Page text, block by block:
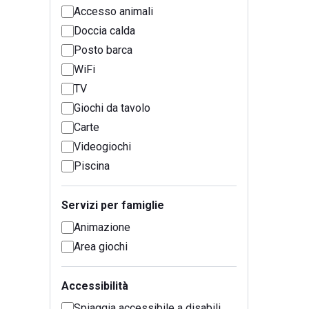
Accesso animali
Doccia calda
Posto barca
WiFi
TV
Giochi da tavolo
Carte
Videogiochi
Piscina
Servizi per famiglie
Animazione
Area giochi
Accessibilità